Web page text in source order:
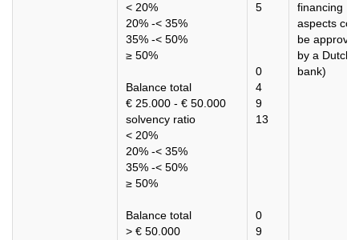
< 20%
20% -< 35%
35% -< 50%
≥ 50%
Balance total
€ 25.000 - € 50.000
solvency ratio
< 20%
20% -< 35%
35% -< 50%
≥ 50%
Balance total
> € 50.000
5
0
4
9
13
0
9
financing
aspects
be
by a Dutch
bank)